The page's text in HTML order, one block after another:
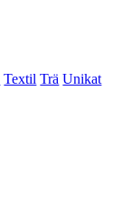
Textil Trä Unikat